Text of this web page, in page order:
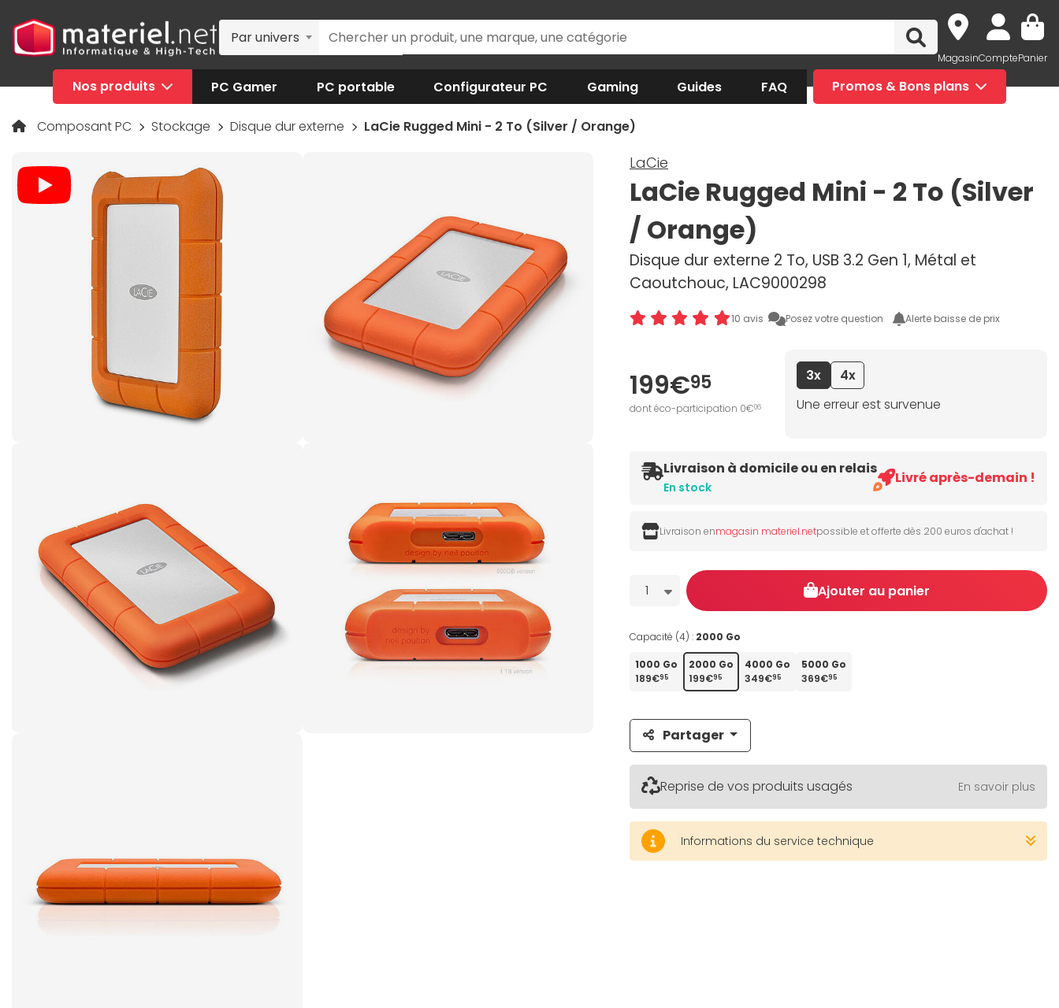
Par univers
MagasinComptePanier
Nos produits PC Gamer PC portable Configurateur PC Gaming Guides FAQ Promos & Bons plans
Composant PC Stockage Disque dur externe LaCie Rugged Mini - 2 To (Silver / Orange)
LaCie
LaCie Rugged Mini - 2 To (Silver
/ Orange)
Disque dur externe 2 To, USB 3.2 Gen 1, Métal et
Caoutchouc, LAC9000298
10 avis Posez votre question Alerte baisse de prix
199€95
dont éco-participation 0€06
3x
4x
Une erreur est survenue
Livraison à domicile ou en relais
En stock
Livré après-demain !
Livraison enmagasin materiel.netpossible et offerte dès 200 euros d'achat !
Quantité
1 Ajouter au panier
Capacité (4) : 2000 Go
1000 Go
189€95
2000 Go
199€95
4000 Go
349€95
5000 Go
369€95
Partager
Reprise de vos produits usagés En savoir plus
Informations du service technique